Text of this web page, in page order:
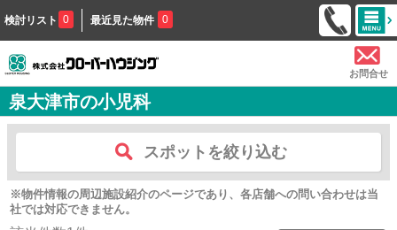
検討リスト 0 最近見た物件 0
お問合せ
泉大津市の小児科
スポットを絞り込む
※物件情報の周辺施設紹介のページであり、各店舗への問い合わせは当
社では対応できません。